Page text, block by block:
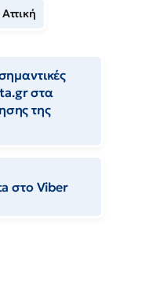
Αττική
στα
της
στο Viber